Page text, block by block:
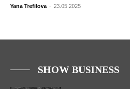
Yana Trefilova - 23.05.2025
SHOW BUSINESS